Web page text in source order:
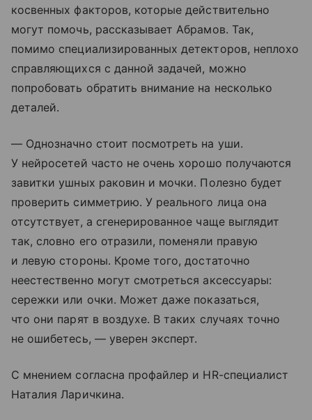
косвенных факторов, которые действительно
могут помочь, рассказывает Абрамов. Так,
помимо специализированных детекторов, неплохо
справляющихся с данной задачей, можно
попробовать обратить внимание на несколько
деталей.
— Однозначно стоит посмотреть на уши.
У нейросетей часто не очень хорошо получаются
завитки ушных раковин и мочки. Полезно будет
проверить симметрию. У реального лица она
отсутствует, а сгенерированное чаще выглядит
так, словно его отразили, поменяли правую
и левую стороны. Кроме того, достаточно
неестественно могут смотреться аксессуары:
сережки или очки. Может даже показаться,
что они парят в воздухе. В таких случаях точно
не ошибетесь, — уверен эксперт.
С мнением согласна профайлер и HR-специалист
Наталия Ларичкина.